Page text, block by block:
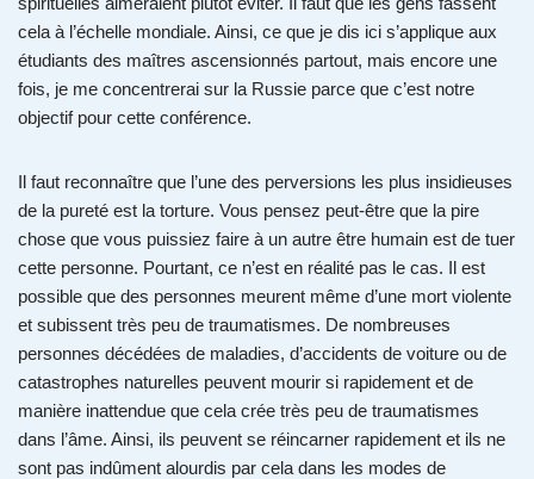
cela à l’échelle mondiale. Ainsi, ce que je dis ici s’applique aux
étudiants des maîtres ascensionnés partout, mais encore une
fois, je me concentrerai sur la Russie parce que c’est notre
objectif pour cette conférence.
Il faut reconnaître que l’une des perversions les plus insidieuses
de la pureté est la torture. Vous pensez peut-être que la pire
chose que vous puissiez faire à un autre être humain est de tuer
cette personne. Pourtant, ce n’est en réalité pas le cas. Il est
possible que des personnes meurent même d’une mort violente
et subissent très peu de traumatismes. De nombreuses
personnes décédées de maladies, d’accidents de voiture ou de
catastrophes naturelles peuvent mourir si rapidement et de
manière inattendue que cela crée très peu de traumatismes
dans l’âme. Ainsi, ils peuvent se réincarner rapidement et ils ne
sont pas indûment alourdis par cela dans les modes de